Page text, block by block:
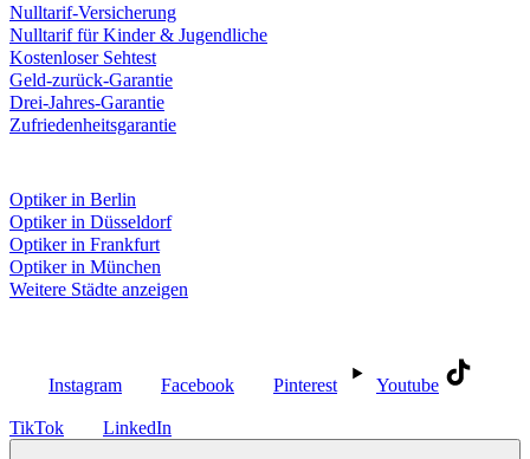
Nulltarif-Versicherung
Nulltarif für Kinder & Jugendliche
Kostenloser Sehtest
Geld-zurück-Garantie
Drei-Jahres-Garantie
Zufriedenheitsgarantie
Optiker in Berlin
Optiker in Düsseldorf
Optiker in Frankfurt
Optiker in München
Weitere Städte anzeigen
Instagram Facebook Pinterest Youtube
TikTok LinkedIn